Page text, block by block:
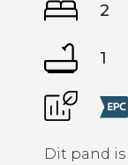
2
1
Dit pand